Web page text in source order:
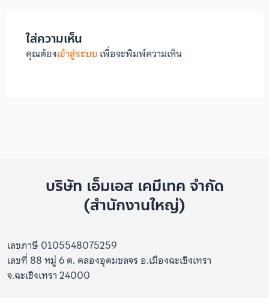
ใส่ความเห็น
คุณต้องเข้าสู่ระบบ เพื่อจะพิมพ์ความเห็น
บริษัท เอ็มเอส เคมีเทค จำกัด
(สำนักงานใหญ่)
เลขภาษี 0105548075259
เลขที่ 88 หมู่ 6 ต. คลองอุดมชลจร อ.เมืองฉะเชิงเทรา
จ.ฉะเชิงเทรา 24000